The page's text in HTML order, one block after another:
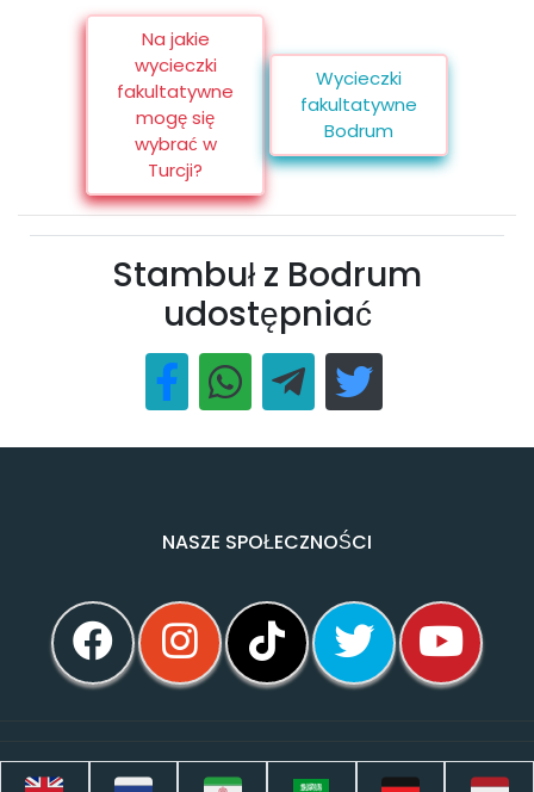
Na jakie
wycieczki
fakultatywne
mogę się
wybrać w
Turcji?
Wycieczki
fakultatywne
Bodrum
Stambuł z Bodrum
udostępniać
NASZE SPOŁECZNOŚCI